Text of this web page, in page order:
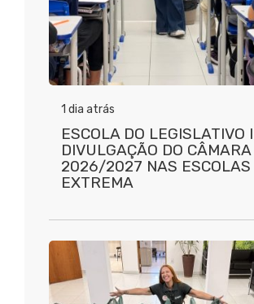
1 dia atrás
ESCOLA DO LEGISLATIVO
DIVULGAÇÃO DO
2026/2027 NAS ESCOLAS
EXTREMA